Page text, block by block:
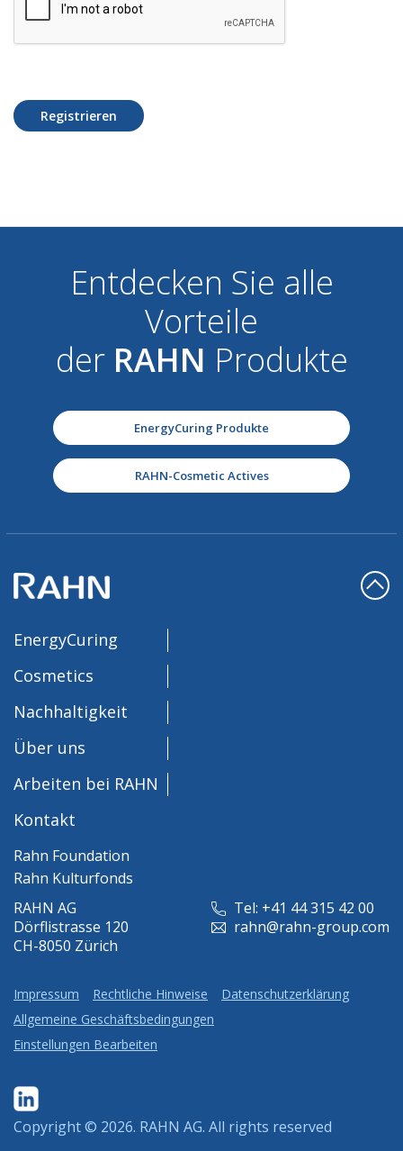
Registrieren
Entdecken Sie alle
Vorteile
der RAHN Produkte
EnergyCuring Produkte
RAHN-Cosmetic Actives
RAHN AG
Dörflistrasse 120
CH-8050 Zürich
Tel: +41 44 315 42 00
rahn@rahn-group.com
EnergyCuring
Cosmetics
Nachhaltigkeit
Über uns
Arbeiten bei RAHN
Kontakt
Rahn Foundation
Rahn Kulturfonds
Impressum Rechtliche Hinweise
Datenschutzerklärung
Allgemeine Geschäftsbedingungen
Einstellungen Bearbeiten
Copyright © 2026. RAHN AG. All rights reserved